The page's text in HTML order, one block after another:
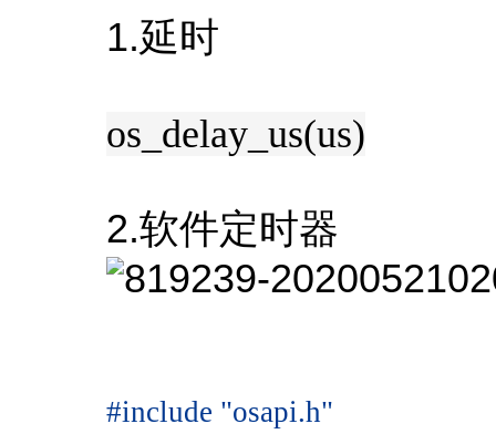
1.延时
os_delay_us(us)
2.软件定时器
#include "osapi.h"